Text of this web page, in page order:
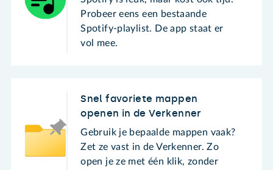
Probeer eens een bestaande
Spotify-playlist. De app staat er
vol mee.
Snel favoriete mappen
openen in de Verkenner
Gebruik je bepaalde mappen vaak?
Zet ze vast in de Verkenner. Zo
open je ze met één klik, zonder